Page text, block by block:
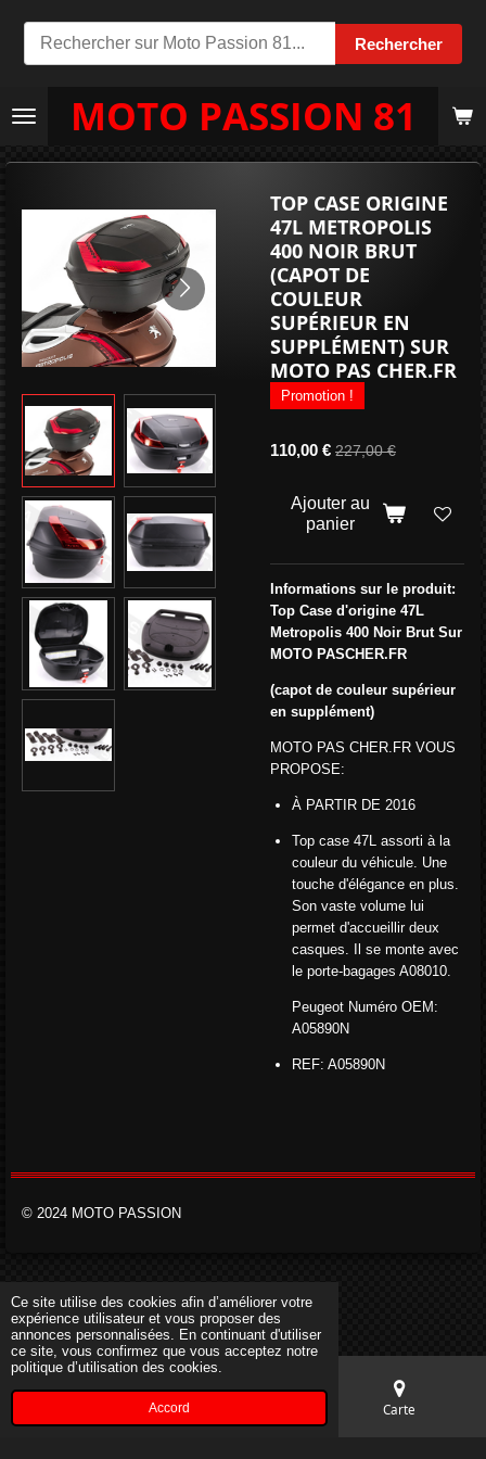
Ce site utilise des cookies afin d’améliorer votre
expérience utilisateur et vous proposer des
annonces personnalisées. En continuant d'utiliser
ce site, vous confirmez que vous acceptez notre
politique d’utilisation des cookies.
Accord
Rechercher
Passer
au
principal
MOTO PASSION 81
TOP CASE ORIGINE
47L METROPOLIS
400 NOIR BRUT
(CAPOT DE
COULEUR
SUPÉRIEUR EN
SUPPLÉMENT) SUR
MOTO PAS CHER.FR
Promotion !
110,00 € 227,00 €
Ajouter au
panier
Informations sur le produit:
Top Case d'origine 47L
Metropolis 400 Noir Brut Sur
MOTO PASCHER.FR
(capot de couleur supérieur
en supplément)
MOTO PAS CHER.FR VOUS
PROPOSE:
À PARTIR DE 2016
Top case 47L assorti à la
couleur du véhicule. Une
touche d'élégance en plus.
Son vaste volume lui
permet d'accueillir deux
casques. Il se monte avec
le porte-bagages A08010.
Peugeot Numéro OEM:
A05890N
REF: A05890N
© 2024 MOTO PASSION
Carte